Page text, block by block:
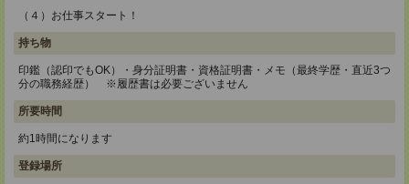
（４）お仕事スタート！
持ち物
印鑑（認印でもOK）・身分証明書・資格証明書・メモ（最終学歴・直近3つ
分の職務経歴） ※履歴書は必要ございません
所要時間
約1時間になります
登録場所